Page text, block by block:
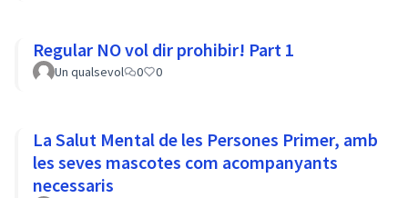
Regular NO vol dir prohibir! Part 1
Un qualsevol 0 0
La Salut Mental de les Persones Primer, amb
les seves mascotes com acompanyants
necessaris